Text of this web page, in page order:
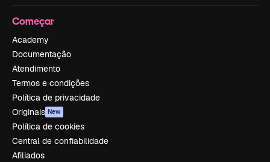
Começar
Academy
Documentação
Atendimento
Termos e condições
Política de privacidade
Originais New
Política de cookies
Central de confiabilidade
Afiliados